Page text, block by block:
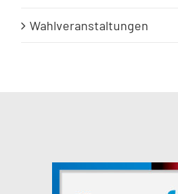
Wahlveranstaltungen